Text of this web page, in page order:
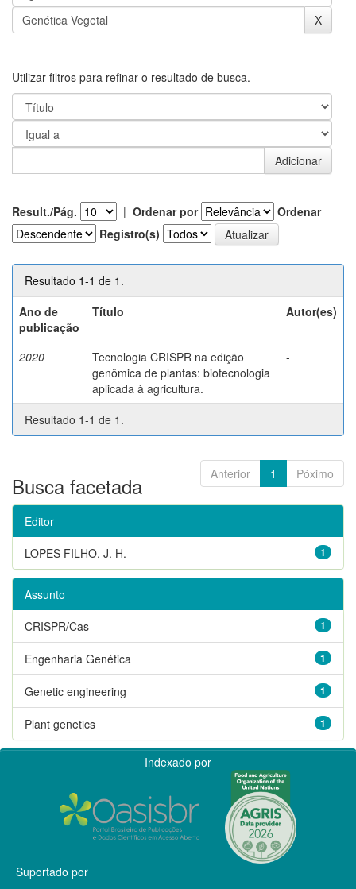
Utilizar filtros para refinar o resultado de busca.
Result./Pág. | Ordenar por
Ordenar
Registro(s)
Resultado 1-1 de 1.
Ano de
publicação
Título Autor(es)
2020
Tecnologia CRISPR na edição
genômica de plantas: biotecnologia
aplicada à agricultura.
-
Resultado 1-1 de 1.
Anterior 1 Póximo
Busca facetada
Editor
1
LOPES FILHO, J. H.
Assunto
1
CRISPR/Cas
1
Engenharia Genética
1
Genetic engineering
1
Plant genetics
Indexado por
Suportado por